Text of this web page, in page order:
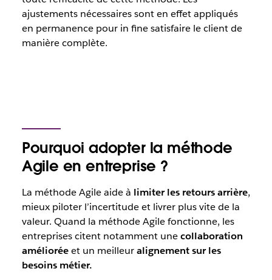
ajustements nécessaires sont en effet appliqués
en permanence pourin finesatisfaire le client de
manière complète.
Pourquoi adopter la méthode
Agile en entreprise ?
La méthode Agile aide à limiter les retours arrière,
mieux piloter l’incertitude et livrer plus vite de la
valeur. Quand la méthode Agile fonctionne, les
entreprises citent notamment unecollaboration
amélioréeet un meilleuralignement sur les
besoins métier.